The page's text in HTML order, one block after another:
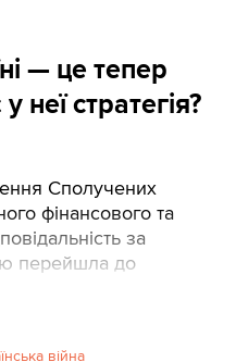
— це тепер
неї стратегія?
Сполучених
фінансового та
за
перейшла до
війна